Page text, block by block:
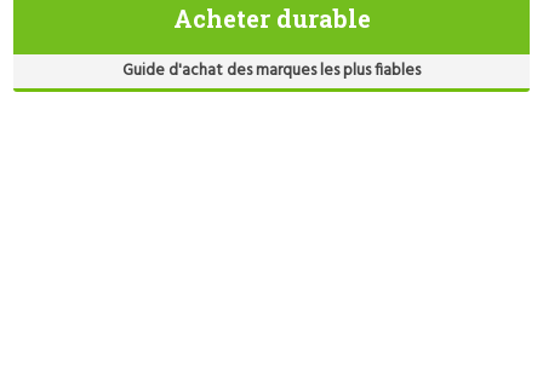
Acheter durable
Guide d'achat des marques les plus fiables